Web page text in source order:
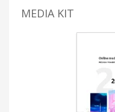
MEDIA KIT